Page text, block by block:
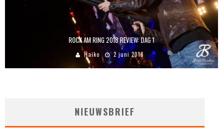
ROCK AM RING 2018 REVIEW: DAG 1
Haiko 2 juni 2018
NIEUWSBRIEF